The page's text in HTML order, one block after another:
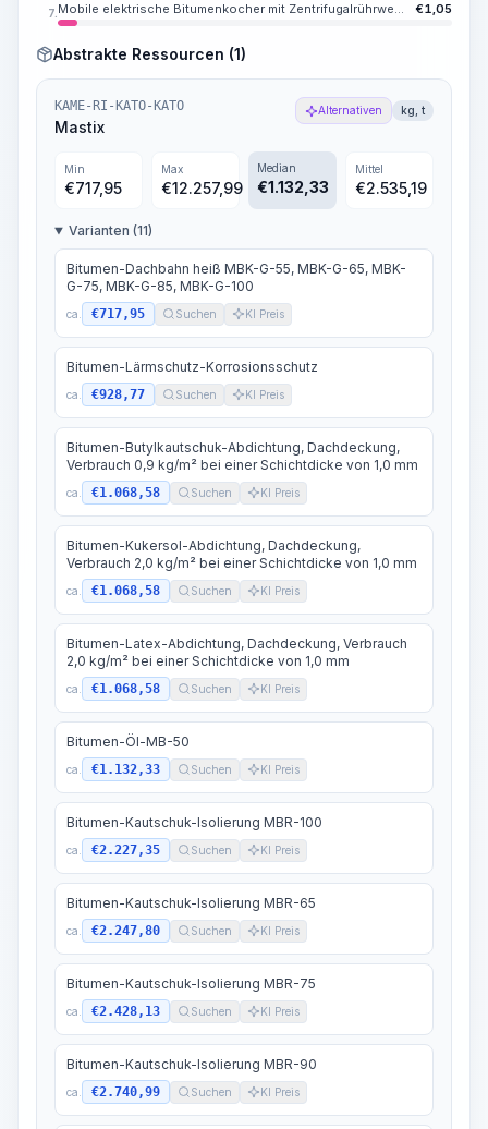
7. Mobile elektrische Bitumenkocher mit Zentrifugalrührwerk, Füllvolumen 400 l €1,05
Abstrakte Ressourcen (1)
KAME-RI-KATO-KATO
Mastix
Alternativen kg, t
Min
€717,95
Max
€12.257,99
Median
€1.132,33
Mittel
€2.535,19
Varianten (11)
Bitumen-Dachbahn heiß MBK-G-55, MBK-G-65, MBK-
G-75, MBK-G-85, MBK-G-100
ca. €717,95 Suchen KI Preis
Bitumen-Lärmschutz-Korrosionsschutz
ca. €928,77 Suchen KI Preis
Bitumen-Butylkautschuk-Abdichtung, Dachdeckung,
Verbrauch 0,9 kg/m² bei einer Schichtdicke von 1,0 mm
ca. €1.068,58 Suchen KI Preis
Bitumen-Kukersol-Abdichtung, Dachdeckung,
Verbrauch 2,0 kg/m² bei einer Schichtdicke von 1,0 mm
ca. €1.068,58 Suchen KI Preis
Bitumen-Latex-Abdichtung, Dachdeckung, Verbrauch
2,0 kg/m² bei einer Schichtdicke von 1,0 mm
ca. €1.068,58 Suchen KI Preis
Bitumen-Öl-MB-50
ca. €1.132,33 Suchen KI Preis
Bitumen-Kautschuk-Isolierung MBR-100
ca. €2.227,35 Suchen KI Preis
Bitumen-Kautschuk-Isolierung MBR-65
ca. €2.247,80 Suchen KI Preis
Bitumen-Kautschuk-Isolierung MBR-75
ca. €2.428,13 Suchen KI Preis
Bitumen-Kautschuk-Isolierung MBR-90
ca. €2.740,99 Suchen KI Preis